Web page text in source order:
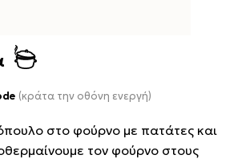
(κράτα την οθόνη ενεργή)
στο φούρνο με πατάτες και
τον φούρνο στους